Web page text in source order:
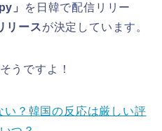
」
を日韓で配信リリー
リースが決定しています。
うですよ！
？韓国の反応は厳しい評